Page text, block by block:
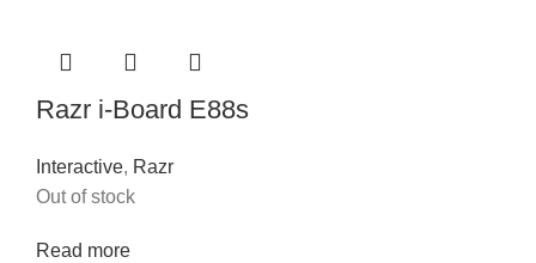
Razr i-Board E88s
Interactive, Razr
Out of stock
Read more